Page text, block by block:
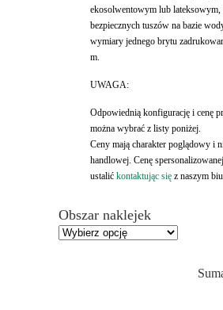
ekosolwentowym lub lateksowym,
bezpiecznych tuszów na bazie
wymiary jednego brytu
m.
UWAGA:
Odpowiednią konfigurację i cenę
można wybrać z listy poniżej.
Ceny mają charakter poglądowy i
handlowej. Cenę
ustalić kontaktując się z naszym
Obszar naklejek